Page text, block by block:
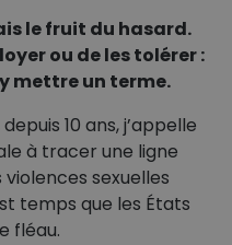
le fruit du hasard.
ou de les tolérer :
mettre un terme.
10 ans, j’appelle
à tracer une ligne
sexuelles
temps que les États
fléau.